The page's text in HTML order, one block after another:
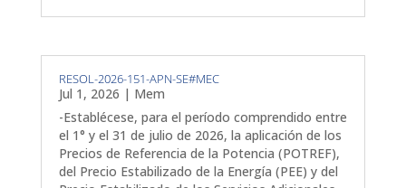
RESOL-2026-151-APN-SE#MEC
Jul 1, 2026 | Mem
-Establécese, para el período comprendido entre
el 1° y el 31 de julio de 2026, la aplicación de los
Precios de Referencia de la Potencia (POTREF),
del Precio Estabilizado de la Energía (PEE) y del